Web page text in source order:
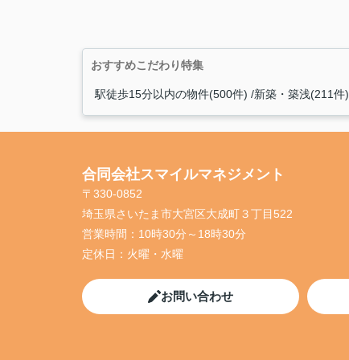
おすすめこだわり特集
駅徒歩15分以内の物件(500件) 新築・築浅(211件)
合同会社スマイルマネジメント
〒330-0852
埼玉県さいたま市大宮区大成町３丁目522
営業時間： 10時30分～18時30分
定休日： 火曜・水曜
お問い合わせ